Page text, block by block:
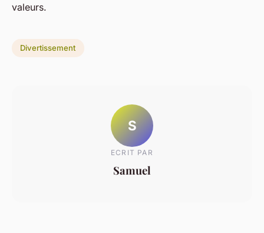
valeurs.
Divertissement
S
ECRIT PAR
Samuel